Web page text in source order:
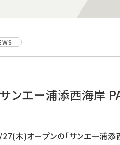
『サンエー浦添西海岸
木)オープンの「サンエー浦添